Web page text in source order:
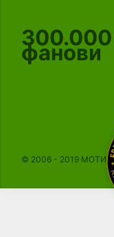
300.000
фанови
© 2006 - 2019